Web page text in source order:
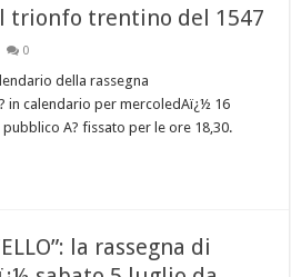
il trionfo trentino del 1547
0
della rassegna
in calendario per mercoledAï¿½ 16
A? fissato per le ore 18,30.
la rassegna di